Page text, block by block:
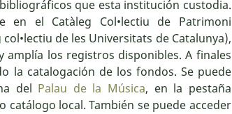
que esta institución custodia.
en el Catàleg Col•lectiu de Patrimoni
de les Universitats de Catalunya),
los registros disponibles. A finales
la catalogación de los fondos. Se puede
del Palau de la Música, en la pestaña
local. También se puede acceder